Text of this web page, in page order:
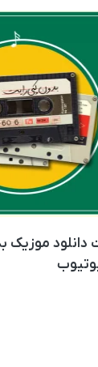
۶ سایت دانلود